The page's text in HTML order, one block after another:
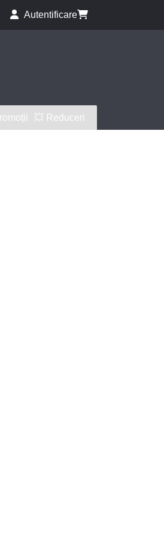
Autentificare
💥 Reduceri